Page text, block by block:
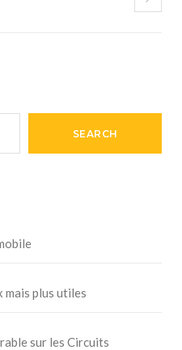
SEARCH
mais plus utiles
sur les Circuits